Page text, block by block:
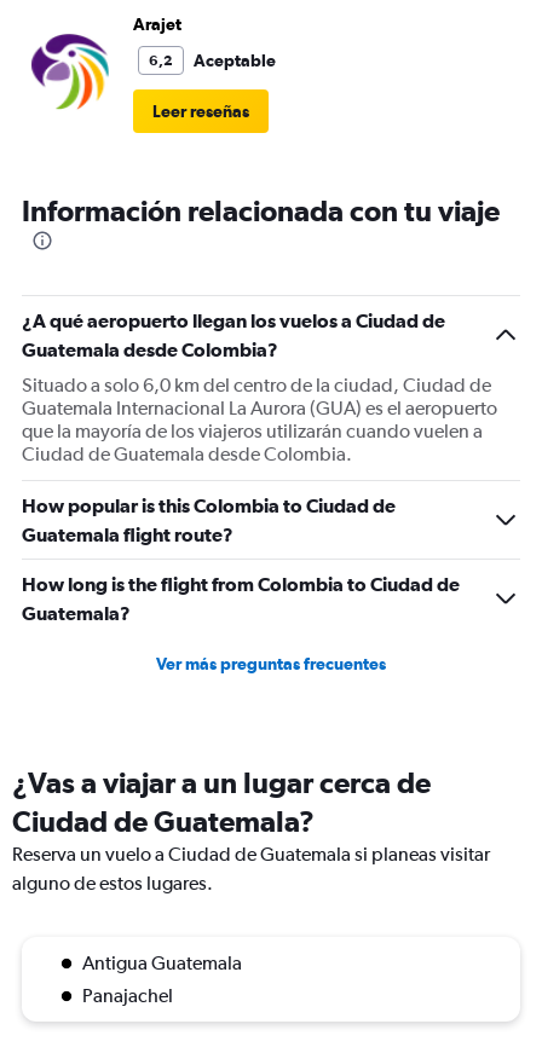
Arajet
6,2 Aceptable
Leer reseñas
Información relacionada con tu viaje
¿A qué aeropuerto llegan los vuelos a Ciudad de
Guatemala desde Colombia?
Situado a solo 6,0 km del centro de la ciudad, Ciudad de
Guatemala Internacional La Aurora (GUA) es el aeropuerto
que la mayoría de los viajeros utilizarán cuando vuelen a
Ciudad de Guatemala desde Colombia.
How popular is this Colombia to Ciudad de
Guatemala flight route?
How long is the flight from Colombia to Ciudad de
Guatemala?
Ver más preguntas frecuentes
¿Vas a viajar a un lugar cerca de
Ciudad de Guatemala?
Reserva un vuelo a Ciudad de Guatemala si planeas visitar
alguno de estos lugares.
Antigua Guatemala
Panajachel